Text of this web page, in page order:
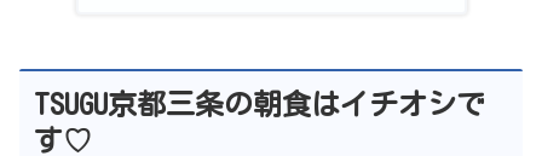
TSUGU京都三条の朝食はイチオシで
す♡